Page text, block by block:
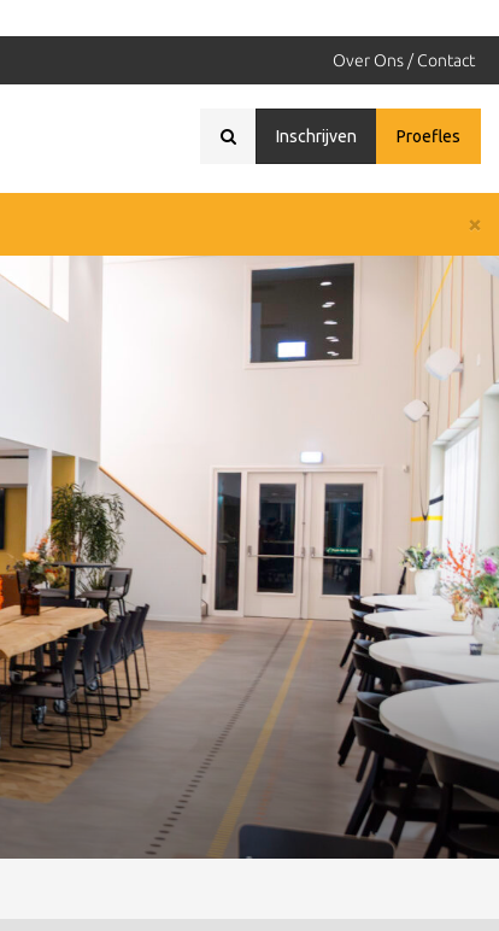
Over Ons / Contact
Inschrijven Proefles
×